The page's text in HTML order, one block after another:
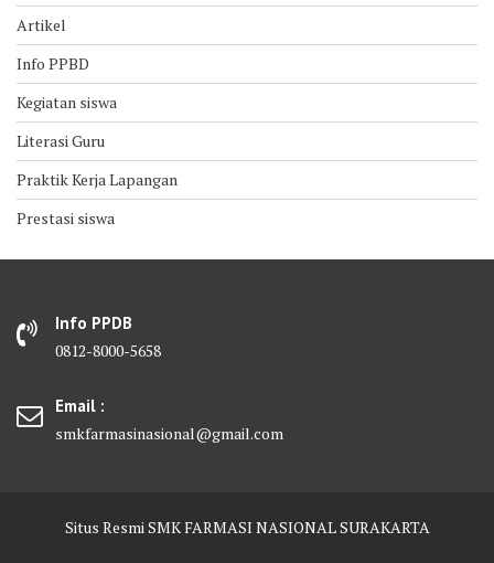
Artikel
Info PPBD
Kegiatan siswa
Literasi Guru
Praktik Kerja Lapangan
Prestasi siswa
Info PPDB
0812-8000-5658
Email :
smkfarmasinasional@gmail.com
Situs Resmi SMK FARMASI NASIONAL SURAKARTA